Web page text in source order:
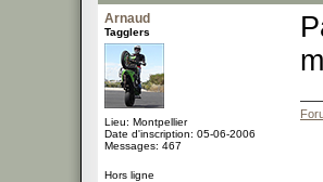
Arnaud
Tagglers
Lieu: Montpellier
Date d'inscription: 05-06-2006
Messages: 467
Hors ligne